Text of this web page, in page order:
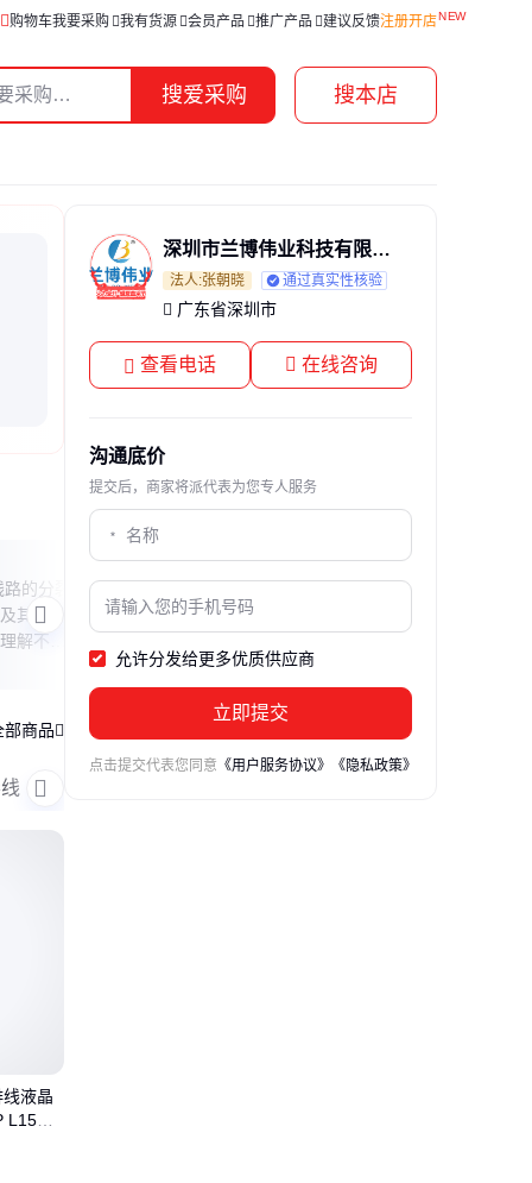
购物车我要采购 我有货源 会员产品 推广产品 建议反馈注册开店
搜爱采购 搜本店
的分裂
其在高
解不同
本文揭秘120平方毫米导线的输送容量与
经济传输容量的关系，解析导线发热与能
的效率与成本优化原理。
部商品
液晶
深圳市兰博伟业科技有限公司
法人:张朝晓 通过真实性核验
广东省深圳市
查看电话 在线咨询
沟通底价
提交后，商家将派代表为您专人服务
允许分发给更多优质供应商
立即提交
点击提交代表您同意 《用户服务协议》 《隐私政策》